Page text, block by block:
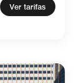
Ver tarifas